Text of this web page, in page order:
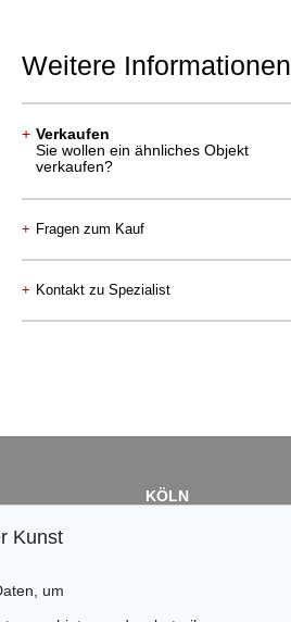
Weitere Informationen
+ Verkaufen
Sie wollen ein ähnliches Objekt
verkaufen?
+ Fragen zum Kauf
+ Kontakt zu Spezialist
KÖLN
Kunst
um